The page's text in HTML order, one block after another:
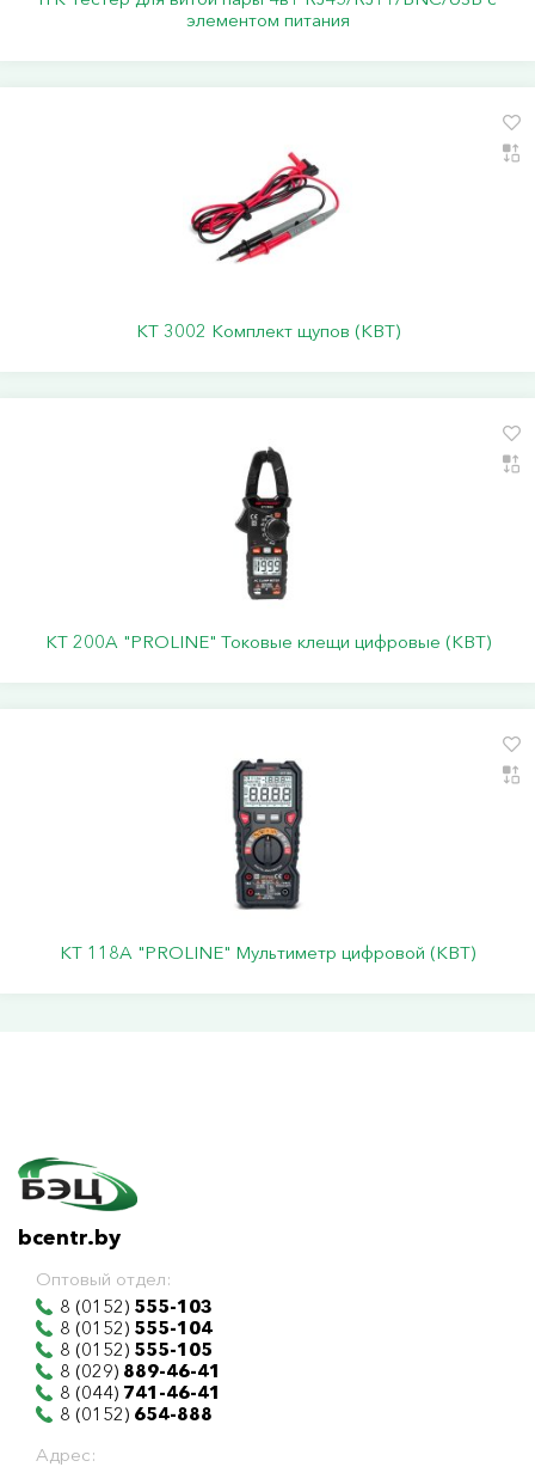
элементом питания
KT 3002 Комплект щупов (КВТ)
KT 200A "PROLINE" Токовые клещи цифровые (КВТ)
KT 118A "PROLINE" Мультиметр цифровой (КВТ)
bcentr.by
Оптовый отдел:
8 (0152) 555-103
8 (0152) 555-104
8 (0152) 555-105
8 (029) 889-46-41
8 (044) 741-46-41
8 (0152) 654-888
Адрес: